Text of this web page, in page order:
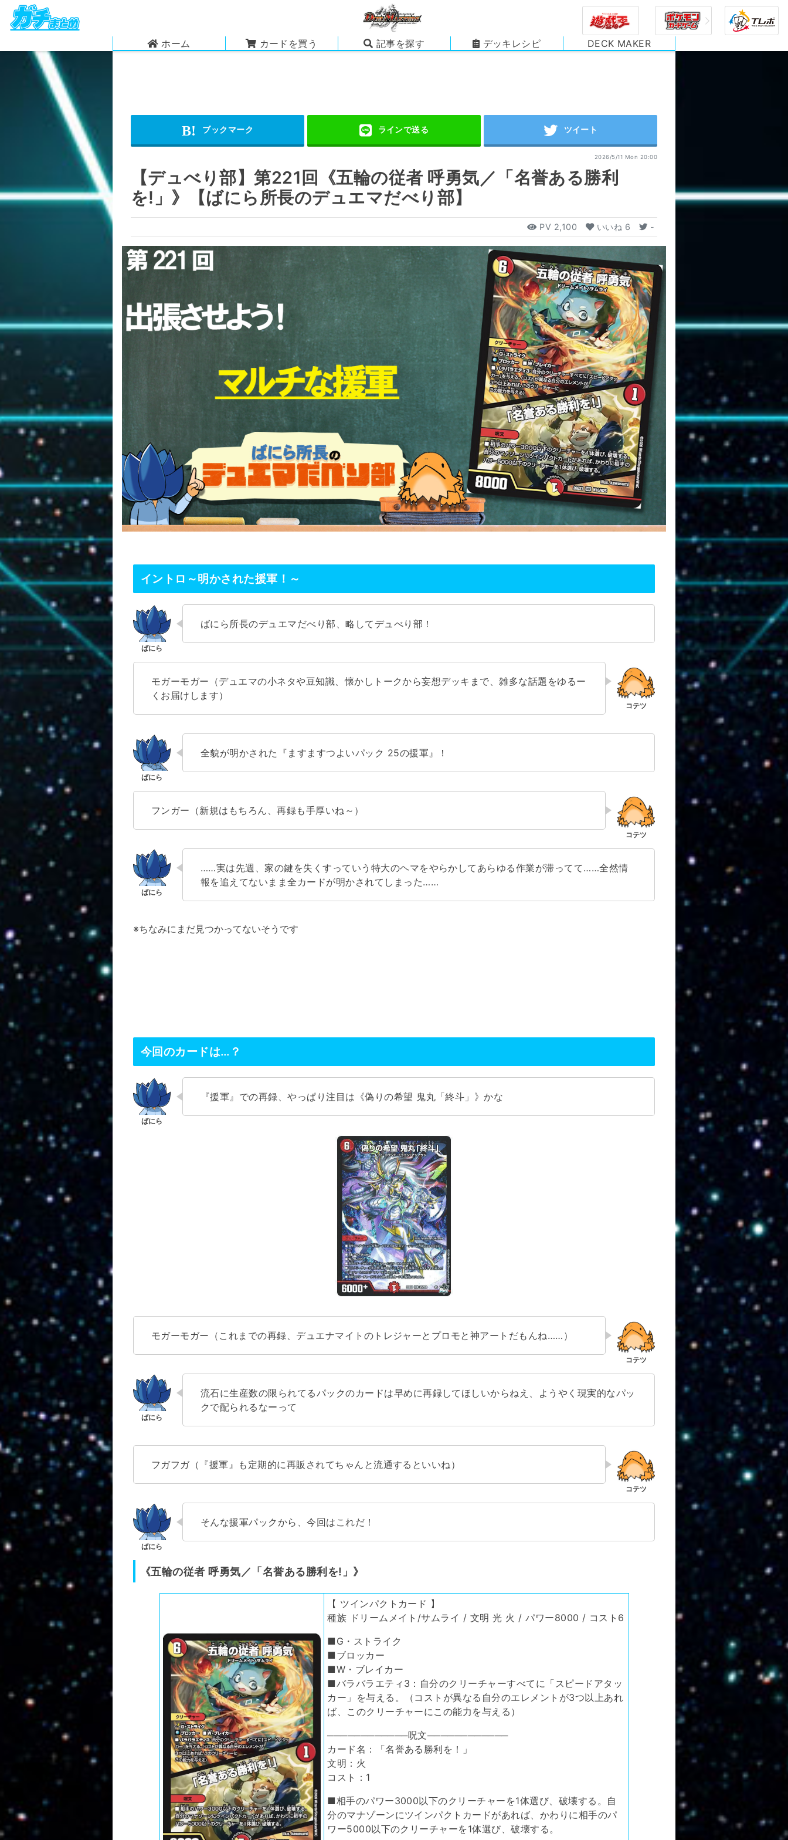
ホーム カードを買う 記事を探す デッキレシピ DECK MAKER
2026/5/11 Mon 20:00
【デュべり部】第221回《五輪の従者 呼勇気／「名誉ある勝利
を!」》【ばにら所長のデュエマだべり部】
PV 2,100 いいね 6 -
イントロ～明かされた援軍！～
ばにら所長のデュエマだべり部、略してデュべり部！
モガーモガー（デュエマの小ネタや豆知識、懐かしトークから妄想デッキまで、雑多な話題をゆるー
くお届けします）
全貌が明かされた『ますますつよいパック 25の援軍』！
フンガー（新規はもちろん、再録も手厚いね～）
……実は先週、家の鍵を失くすっていう特大のヘマをやらかしてあらゆる作業が滞ってて……全然情
報を追えてないまま全カードが明かされてしまった……
※ちなみにまだ見つかってないそうです
今回のカードは…？
『援軍』での再録、やっぱり注目は《偽りの希望 鬼丸「終斗」》かな
モガーモガー（これまでの再録、デュエナマイトのトレジャーとプロモと神アートだもんね……）
流石に生産数の限られてるパックのカードは早めに再録してほしいからねえ、ようやく現実的なパッ
クで配られるなーって
フガフガ（『援軍』も定期的に再販されてちゃんと流通するといいね）
そんな援軍パックから、今回はこれだ！
《五輪の従者 呼勇気／「名誉ある勝利を!」》
【 ツインパクトカード 】
種族 ドリームメイト/サムライ / 文明 光 火 / パワー8000 / コスト6
■G・ストライク
■ブロッカー
■W・ブレイカー
■バラバラエティ3：自分のクリーチャーすべてに「スピードアタッ
カー」を与える。（コストが異なる自分のエレメントが3つ以上あれ
ば、このクリーチャーにこの能力を与える）
────────────呪文────────────
カード名：「名誉ある勝利を！」
文明：火
コスト：1
■相手のパワー3000以下のクリーチャーを1体選び、破壊する。自
分のマナゾーンにツインパクトカードがあれば、かわりに相手のパ
ワー5000以下のクリーチャーを1体選び、破壊する。